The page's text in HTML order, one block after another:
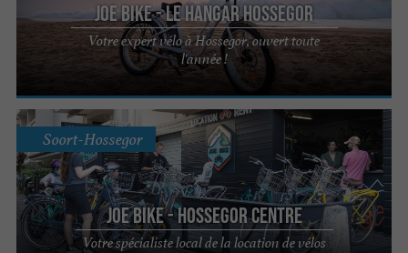
JOE BIKE - Le Hangar Hossegor
Votre expert vélo à Hossegor, ouvert toute
l'année !
JOE BIKE - Hossegor centre
Votre spécialiste local de la location de vélos
Soort-Hossegor